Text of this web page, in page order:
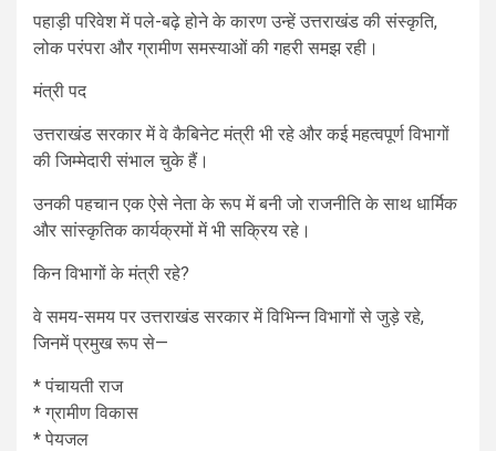
पहाड़ी परिवेश में पले-बढ़े होने के कारण उन्हें उत्तराखंड की संस्कृति,
लोक परंपरा और ग्रामीण समस्याओं की गहरी समझ रही।
मंत्री पद
उत्तराखंड सरकार में वे कैबिनेट मंत्री भी रहे और कई महत्वपूर्ण विभागों
की जिम्मेदारी संभाल चुके हैं।
उनकी पहचान एक ऐसे नेता के रूप में बनी जो राजनीति के साथ धार्मिक
और सांस्कृतिक कार्यक्रमों में भी सक्रिय रहे।
किन विभागों के मंत्री रहे?
वे समय-समय पर उत्तराखंड सरकार में विभिन्न विभागों से जुड़े रहे,
जिनमें प्रमुख रूप से—
* पंचायती राज
* ग्रामीण विकास
* पेयजल